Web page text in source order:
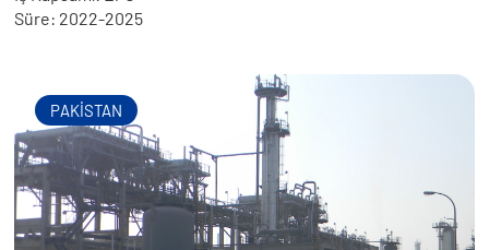
Süre: 2022-2025
PAKİSTAN